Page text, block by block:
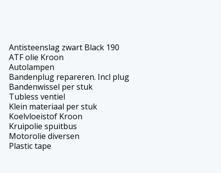
Antisteenslag zwart Black 190
ATF olie Kroon
Autolampen
Bandenplug repareren. Incl plug
Bandenwissel per stuk
Tubless ventiel
Klein materiaal per stuk
Koelvloeistof Kroon
Kruipolie spuitbus
Motorolie diversen
Plastic tape